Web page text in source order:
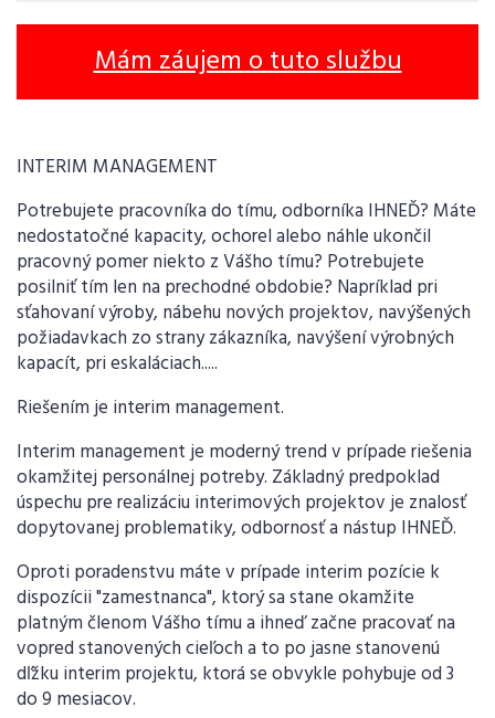
Mám záujem o tuto službu
INTERIM MANAGEMENT
Potrebujete pracovníka do tímu, odborníka IHNEĎ? Máte
nedostatočné kapacity, ochorel alebo náhle ukončil
pracovný pomer niekto z Vášho tímu? Potrebujete
posilniť tím len na prechodné obdobie? Napríklad pri
sťahovaní výroby, nábehu nových projektov, navýšených
požiadavkach zo strany zákazníka, navýšení výrobných
kapacít, pri eskaláciach.....
Riešením je interim management.
Interim management je moderný trend v prípade riešenia
okamžitej personálnej potreby. Základný predpoklad
úspechu pre realizáciu interimových projektov je znalosť
dopytovanej problematiky, odbornosť a nástup IHNEĎ.
Oproti poradenstvu máte v prípade interim pozície k
dispozícii "zamestnanca", ktorý sa stane okamžite
platným členom Vášho tímu a ihneď začne pracovať na
vopred stanovených cieľoch a to po jasne stanovenú
dľžku interim projektu, ktorá se obvykle pohybuje od 3
do 9 mesiacov.